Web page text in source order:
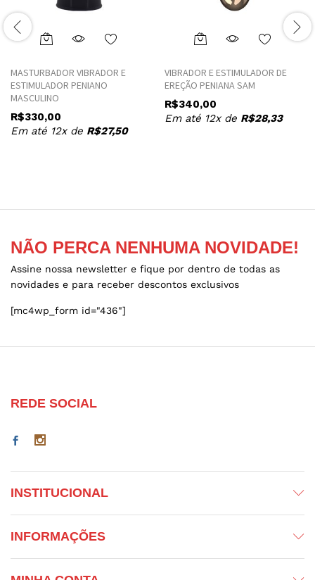
This
has
multiple
options
page
MASTURBADOR VIBRADOR E
ESTIMULADOR PENIANO
MASCULINO
R$330,00
Em até 12x de R$27,50
VIBRADOR E ESTIMULADOR DE
EREÇÃO PENIANA SAM
R$340,00
Em até 12x de R$28,33
NÃO PERCA NENHUMA NOVIDADE!
Assine nossa newsletter e fique por dentro de todas as
novidades e para receber descontos exclusivos
[mc4wp_form id="436"]
REDE SOCIAL
INSTITUCIONAL
INFORMAÇÕES